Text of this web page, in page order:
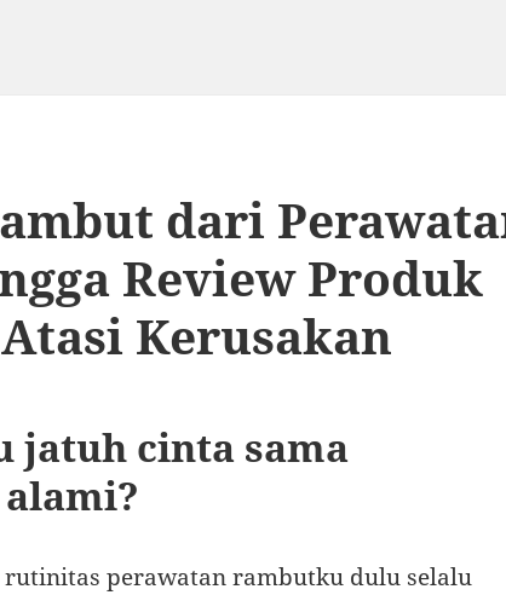
dari
Review Produk
Kerusakan
jatuh cinta sama
perawatan rambutku dulu selalu